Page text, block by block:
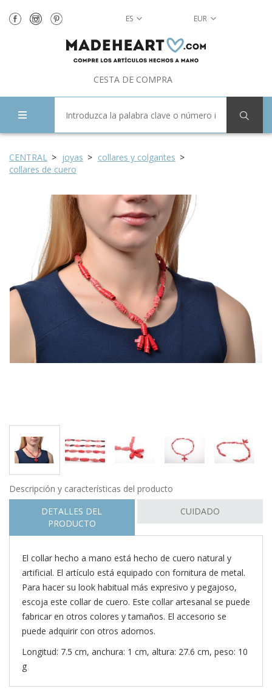
ES EUR
CESTA DE COMPRA
CENTRAL joyas
collares y colgantes
collares de cuero
Descripción y características del producto
DETALLES DEL
PRODUCTO
CUIDADO
El collar hecho a mano está hecho de cuero natural y
artificial. El artículo está equipado con fornitura de metal.
Para hacer su look habitual más expresivo y pegajoso,
escoja este collar de cuero. Este collar artesanal se puede
fabricar en otros colores y tamaños. El accesorio se
puede adquirir con otros adornos.
Longitud: 7.5 cm, anchura: 1 cm, altura: 27.6 cm, peso: 10
g